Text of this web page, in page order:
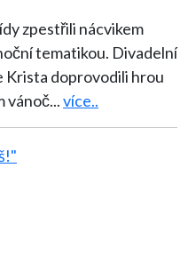
zpestřili nácvikem
Divadelní
Krista doprovodili hrou
vánoč...více..